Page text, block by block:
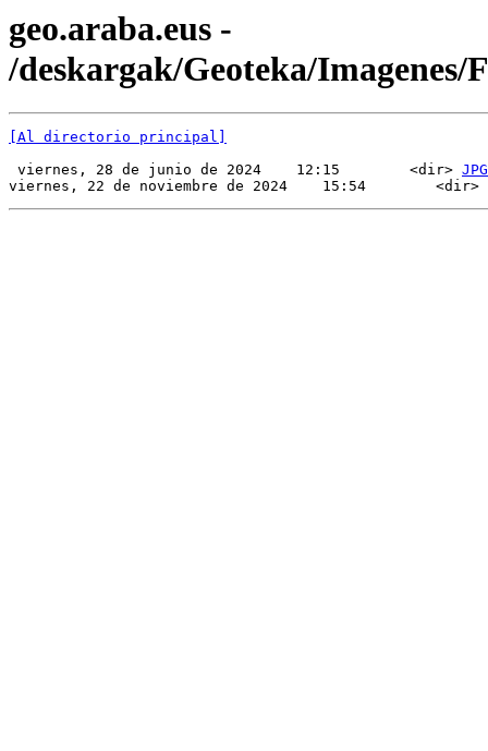
geo.araba.eus -
/deskargak/Geoteka/Imagenes/
[Al directorio principal]
viernes, 28 de junio de 2024    12:15        <dir> JPG
viernes, 22 de noviembre de 2024    15:54        <dir>